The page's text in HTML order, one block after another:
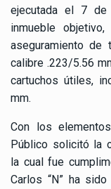
ejecutada el 7 de
inmueble
aseguramiento
calibre .223/5.56
cartuchos útiles,
mm.
Con los
Público solicitó la
la cual fue
Carlos “N” ha